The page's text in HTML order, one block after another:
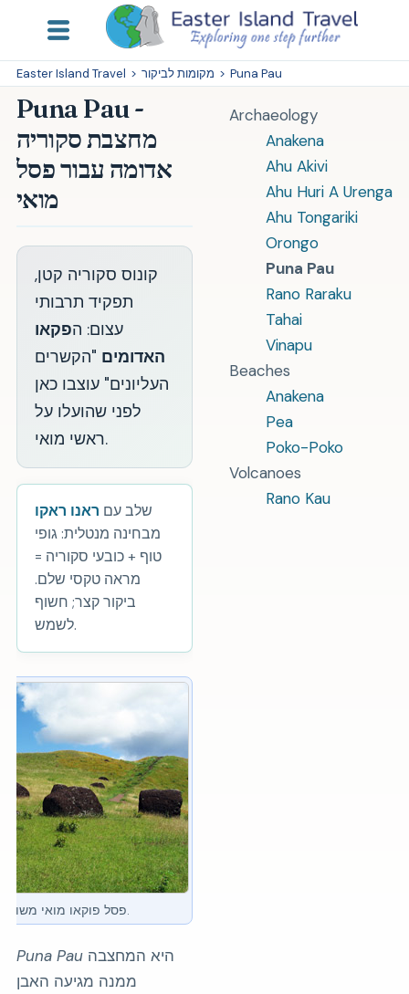
Easter Island Travel > מקומות לביקור > Puna Pau
Archaeology
Anakena
Ahu Akivi
Ahu Huri A Urenga
Ahu Tongariki
Orongo
Puna Pau
Rano Raraku
Tahai
Vinapu
Beaches
Anakena
Pea
Poko-Poko
Volcanoes
Rano Kau
Puna Pau -
מחצבת סקוריה
אדומה עבור פסל
מואי
קונוס סקוריה קטן,
תפקיד תרבותי
עצום: הפקאו
האדומים "הקשרים
העליונים" עוצבו כאן
לפני שהועלו על
ראשי מואי.
שלב עם ראנו ראקו
מבחינה מנטלית: גופי
טוף + כובעי סקוריה =
מראה טקסי שלם.
ביקור קצר; חשוף
לשמש.
Puna Pauהיא המחצבה
ממנה מגיעה האבן